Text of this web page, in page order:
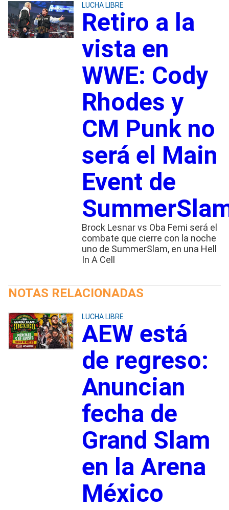
LUCHA LIBRE
Retiro a la
vista en
WWE: Cody
Rhodes y
CM Punk no
será el Main
Event de
Brock Lesnar vs Oba Femi será el
combate que cierre con la noche
uno de SummerSlam, en una Hell
In A Cell
NOTAS RELACIONADAS
LUCHA LIBRE
AEW está
de regreso:
Anuncian
fecha de
Grand Slam
en la Arena
México